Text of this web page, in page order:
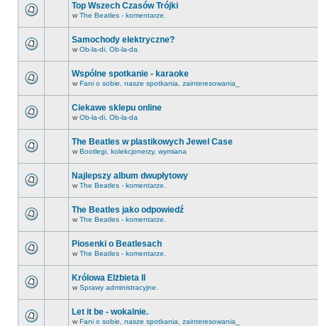
Top Wszech Czasów Trójki
w The Beatles - komentarze.
Samochody elektryczne?
w Ob-la-di, Ob-la-da
Wspólne spotkanie - karaoke
w Fani o sobie, nasze spotkania, zainteresowania_
Ciekawe sklepu online
w Ob-la-di, Ob-la-da
The Beatles w plastikowych Jewel Case
w Bootlegi, kolekcjonerzy, wymiana
Najlepszy album dwupłytowy
w The Beatles - komentarze.
The Beatles jako odpowiedź
w The Beatles - komentarze.
Piosenki o Beatlesach
w The Beatles - komentarze.
Królowa Elżbieta II
w Sprawy administracyjne.
Let it be - wokalnie.
w Fani o sobie, nasze spotkania, zainteresowania_